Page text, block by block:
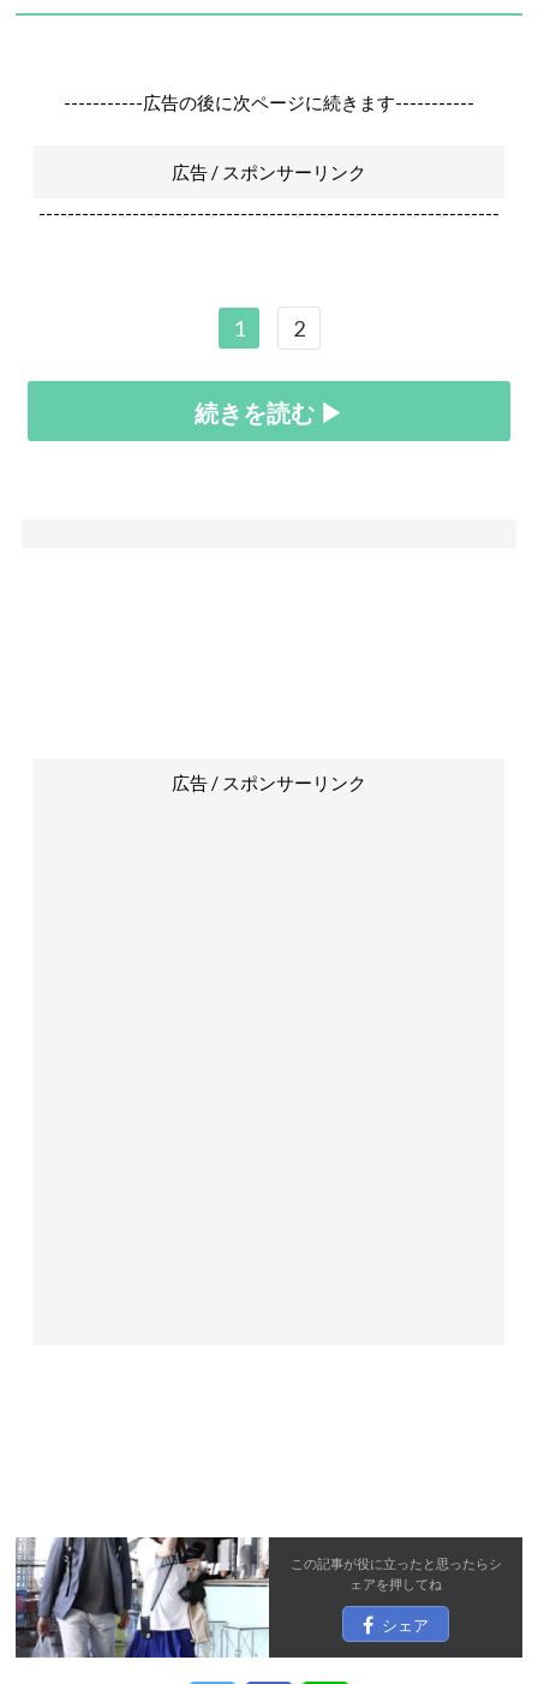
-----------広告の後に次ページに続きます-----------
広告 / スポンサーリンク
----------------------------------------------------------------
1 2
続きを読む ▶
広告 / スポンサーリンク
この記事が役に立ったと思ったらシ
ェアを押してね
シェア